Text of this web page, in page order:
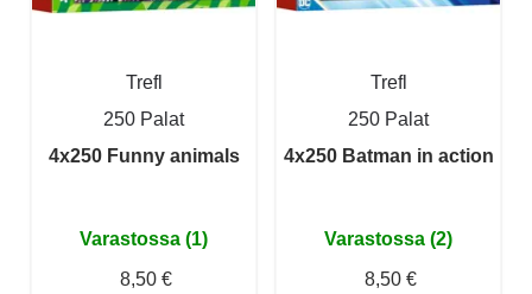
Trefl
250 Palat
4x250 Funny animals
Varastossa (1)
8,50 €
Trefl
250 Palat
4x250 Batman in action
Varastossa (2)
8,50 €